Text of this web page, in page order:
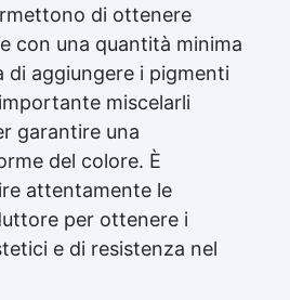
di ottenere
con una quantità minima
di aggiungere i pigmenti
miscelarli
garantire una
del colore. È
attentamente le
per ottenere i
e di resistenza nel